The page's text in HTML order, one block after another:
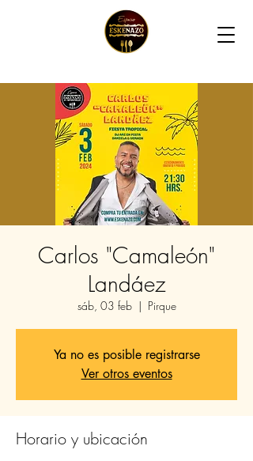
Carlos "Camaleón"
Landáez
sáb, 03 feb
  |
Pirque
Ya no es posible registrarse
Ver otros eventos
Horario y ubicación